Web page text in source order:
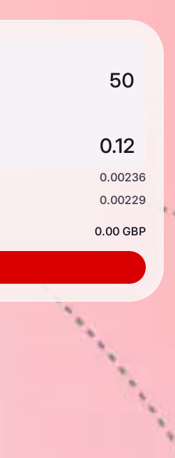
0.00236
0.00229
0.00 GBP